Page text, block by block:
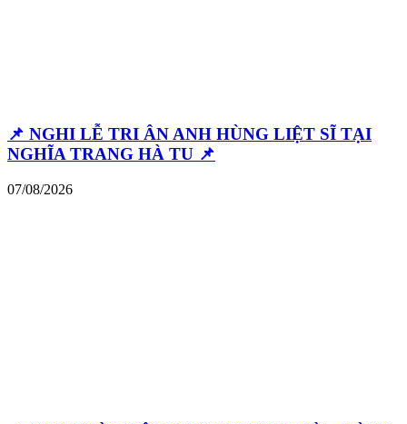
📌 NGHI LỄ TRI ÂN ANH HÙNG LIỆT SĨ TẠI
NGHĨA TRANG HÀ TU 📌
07/08/2026